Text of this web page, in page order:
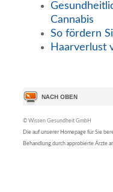
Cannabis
So fördern
Haarverlust
© Wissen Gesundheit GmbH
Die auf unserer Homepage für Sie
Behandlung durch approbierte Ärzte